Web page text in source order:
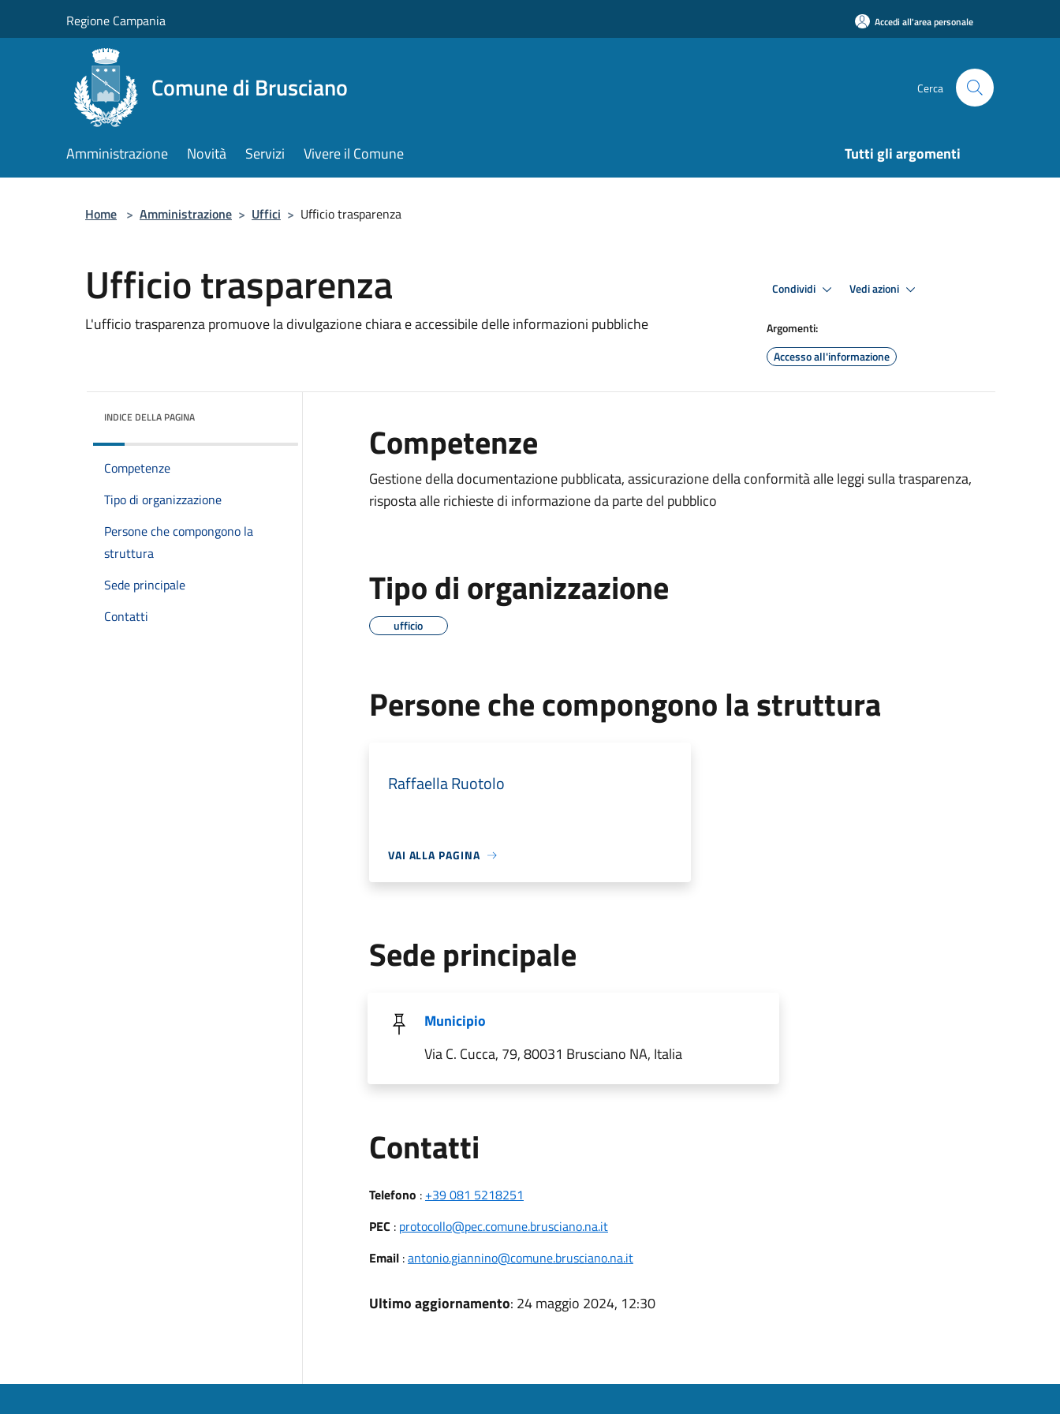
Regione Campania Accedi all'area personale
Comune di Brusciano Cerca
Amministrazione Novità Servizi Vivere il Comune Tutti gli argomenti
Home > Amministrazione > Uffici > Ufficio trasparenza
Ufficio trasparenza
L'ufficio trasparenza promuove la divulgazione chiara e accessibile delle informazioni pubbliche
Condividi Vedi azioni
Argomenti:
Accesso all'informazione
INDICE DELLA PAGINA
Competenze
Tipo di organizzazione
Persone che compongono la
struttura
Sede principale
Contatti
Competenze
Gestione della documentazione pubblicata, assicurazione della conformità alle leggi sulla trasparenza,
risposta alle richieste di informazione da parte del pubblico
Tipo di organizzazione
ufficio
Persone che compongono la struttura
Raffaella Ruotolo
VAI ALLA PAGINA
Sede principale
Municipio
Via C. Cucca, 79, 80031 Brusciano NA, Italia
Contatti
Telefono : +39 081 5218251
PEC : protocollo@pec.comune.brusciano.na.it
Email:antonio.giannino@comune.brusciano.na.it
Ultimo aggiornamento: 24 maggio 2024, 12:30